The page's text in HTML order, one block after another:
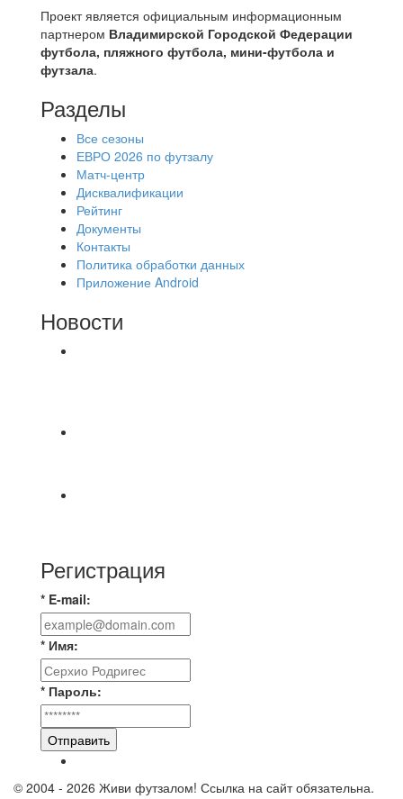
Проект является официальным информационным
партнером Владимирской Городской Федерации
футбола, пляжного футбола, мини-футбола и
футзала.
Разделы
Все сезоны
ЕВРО 2026 по футзалу
Матч-центр
Дисквалификации
Рейтинг
Документы
Контакты
Политика обработки данных
Приложение Android
Новости
Регистрация
* E-mail:
* Имя:
* Пароль:
Отправить
© 2004 - 2026 Живи футзалом! Ссылка на сайт обязательна.